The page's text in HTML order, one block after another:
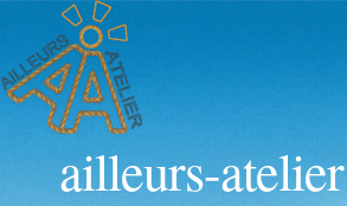
ailleurs-atelier